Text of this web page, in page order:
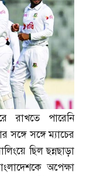
রাখতে পারেনি
সঙ্গে ম্যাচের
ছিল ছন্নছাড়া
অপেক্ষা